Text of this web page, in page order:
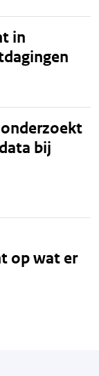
in
bij
op wat er